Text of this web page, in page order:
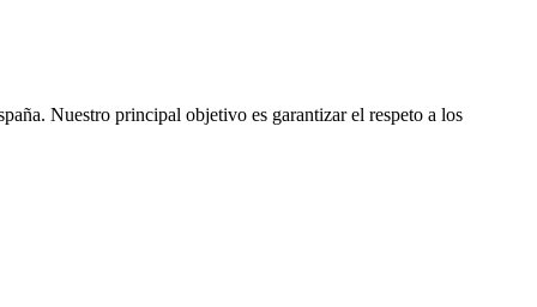
Nuestro principal objetivo es garantizar el respeto a los